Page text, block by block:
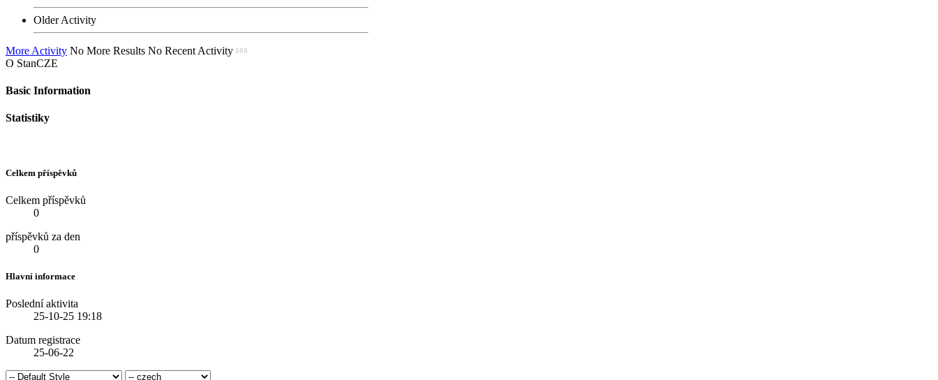
Older Activity
More Activity No More Results No Recent Activity
O StanCZE
Basic Information
Statistiky
Celkem příspěvků
Celkem příspěvků
0
příspěvků za den
0
Hlavní informace
Poslední aktivita
25-10-25 19:18
Datum registrace
25-06-22